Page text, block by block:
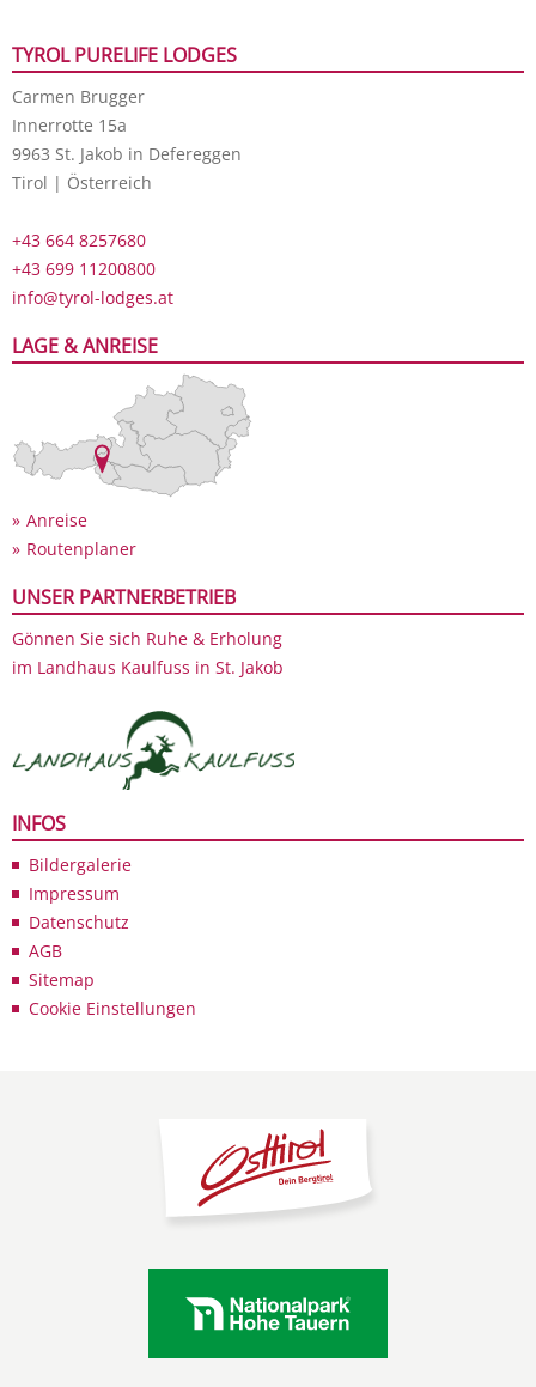
TYROL PURELIFE LODGES
Carmen Brugger
Innerrotte 15a
9963 St. Jakob in Defereggen
Tirol | Österreich
+43 664 8257680
+43 699 11200800
info@tyrol-lodges.at
LAGE & ANREISE
Anreise
Routenplaner
UNSER PARTNERBETRIEB
Gönnen Sie sich Ruhe & Erholung
im Landhaus Kaulfuss in St. Jakob
INFOS
Bildergalerie
Impressum
Datenschutz
AGB
Sitemap
Cookie Einstellungen